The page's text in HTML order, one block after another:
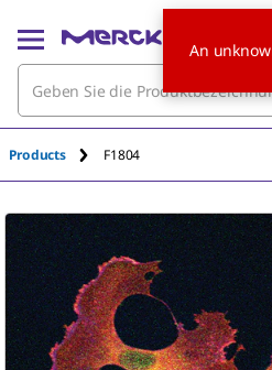
Products F1804
An